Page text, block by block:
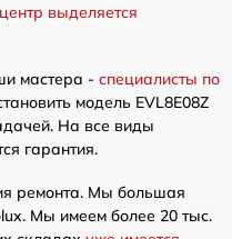
выделяется
мастера - специалисты по
модель EVL8E08Z
На все виды
гарантия.
ремонта. Мы большая
Мы имеем более 20 тыс.